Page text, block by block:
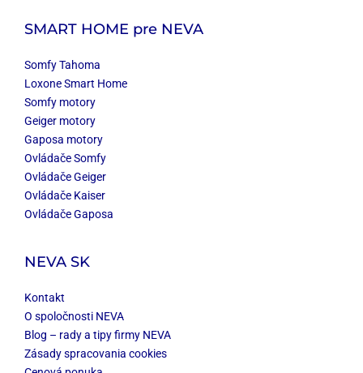
SMART HOME pre NEVA
Somfy Tahoma
Loxone Smart Home
Somfy motory
Geiger motory
Gaposa motory
Ovládače Somfy
Ovládače Geiger
Ovládače Kaiser
Ovládače Gaposa
NEVA SK
Kontakt
O spoločnosti NEVA
Blog – rady a tipy firmy NEVA
Zásady spracovania cookies